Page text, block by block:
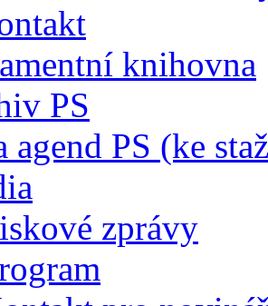
knihovna
PS
agend PS (ke
zprávy